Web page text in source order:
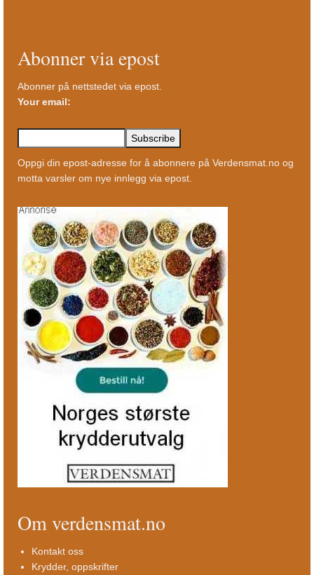
Abonner via epost
Abonner på nettstedet via epost.
Your email:
Oppgi din epost-adresse for å abonnere på Verdensmat.no og
motta varsler om nye innlegg via epost.
Om verdensmat.no
Kontakt oss
Krydder, oppskrifter